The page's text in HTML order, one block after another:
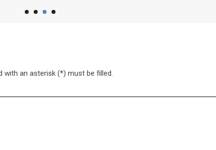
with an asterisk (*) must be filled.